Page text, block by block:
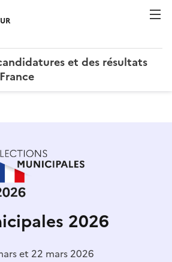
MINISTÈRE DE L'INTÉRIEUR
et des résultats
2026
et 22 mars 2026